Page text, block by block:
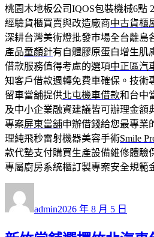
桃園木地板公司IQOS包裝機械6點
經驗貨櫃買賣與改造廠商中古貨櫃
深耕台灣美術燈批發巿場全台離島
產品童顏針有自體膠原蛋白增生肌
借款服務值得考慮的選項中正區汽
知客戶借款週轉免費車確保。技術
留車當舖提供北屯機車借款和台中
及中小企業融資建議皆可辦理金額
專案屏東當舖申辦借錢給您最專業
理純飛秒雷射機器美容手術Smile
款代墊支付購買生產設備維修體驗
專屬廚房系統櫃訂製專案安全規範
者
admin佈
期:
2026 年 8 月 5 日